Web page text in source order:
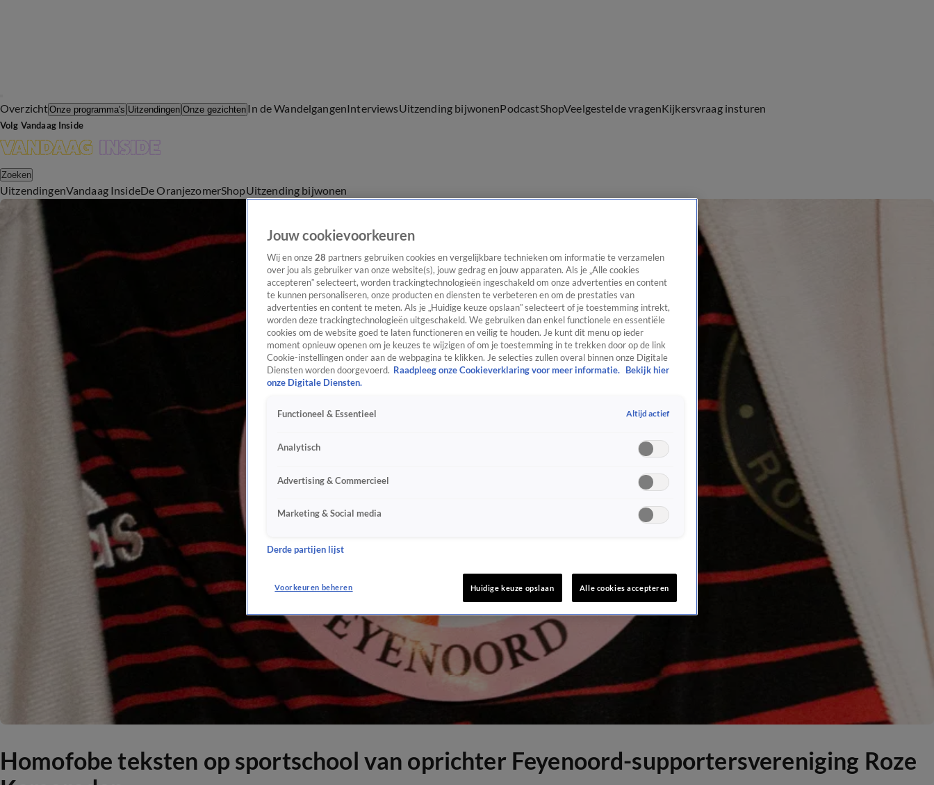
OverzichtOnze programma's Uitzendingen Onze gezichten In de WandelgangenInterviewsUitzending bijwonenPodcastShopVeelgestelde vragenKijkersvraag insturen
Volg Vandaag Inside
Zoeken
UitzendingenVandaag InsideDe OranjezomerShopUitzending bijwonen
Homofobe teksten op sportschool van oprichter Feyenoord-supportersvereniging Roze
Jouw cookievoorkeuren
Wij en onze 28 partners gebruiken cookies en vergelijkbare technieken om informatie te verzamelen
over jou als gebruiker van onze website(s), jouw gedrag en jouw apparaten. Als je „Alle cookies
accepteren” selecteert, worden trackingtechnologieën ingeschakeld om onze advertenties en content
te kunnen personaliseren, onze producten en diensten te verbeteren en om de prestaties van
advertenties en content te meten. Als je „Huidige keuze opslaan” selecteert of je toestemming intrekt,
worden deze trackingtechnologieën uitgeschakeld. We gebruiken dan enkel functionele en essentiële
cookies om de website goed te laten functioneren en veilig te houden. Je kunt dit menu op ieder
moment opnieuw openen om je keuzes te wijzigen of om je toestemming in te trekken door op de link
Cookie-instellingen onder aan de webpagina te klikken. Je selecties zullen overal binnen onze Digitale
Diensten worden doorgevoerd. Raadpleeg onze Cookieverklaring voor meer informatie.
Bekijk hier
onze Digitale Diensten.
Functioneel & Essentieel Altijd actief
Analytisch
Advertising & Commercieel
Marketing & Social media
Derde partijen lijst
Voorkeuren beheren Huidige keuze opslaan Alle cookies accepteren